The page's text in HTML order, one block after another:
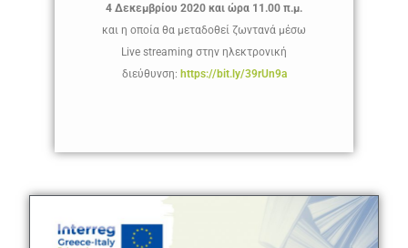
4 Δεκεμβρίου 2020 και ώρα 11.00 π.μ.
και η οποία θα μεταδοθεί ζωντανά μέσω
Live streaming στην ηλεκτρονική
διεύθυνση: https://bit.ly/39rUn9a